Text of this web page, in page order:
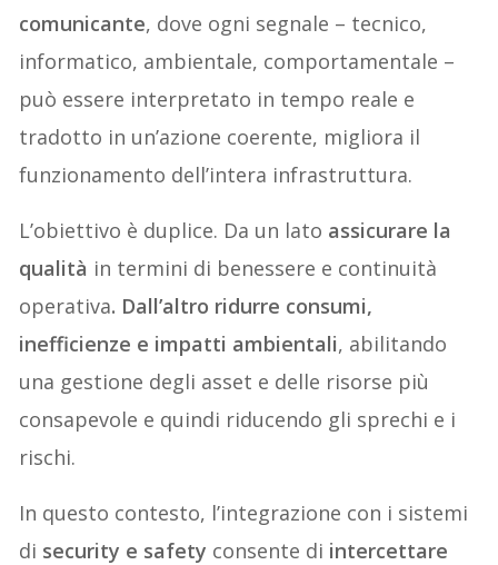
comunicante, dove ogni segnale – tecnico,
informatico, ambientale, comportamentale –
può essere interpretato in tempo reale e
tradotto in un’azione coerente, migliora il
funzionamento dell’intera infrastruttura.
L’obiettivo è duplice. Da un lato assicurare la
qualità in termini di benessere e continuità
operativa. Dall’altro ridurre consumi,
inefficienze e impatti ambientali, abilitando
una gestione degli asset e delle risorse più
consapevole e quindi riducendo gli sprechi e i
rischi.
In questo contesto, l’integrazione con i sistemi
di security e safety consente di intercettare